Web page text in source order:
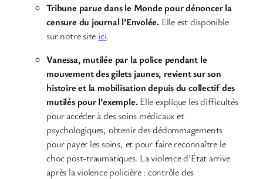
Tribune parue dans le Monde pour dénoncer la
censure du journal l’Envolée.Elle est disponible
sur notre site ici.
Vanessa, mutilée par la police pendant le
mouvement des gilets jaunes, revient sur son
histoire et la mobilisation depuis du collectif des
mutilés pour l’exemple.Elle explique les difficultés
pour accéder à des soins médicaux et
psychologiques, obtenir des dédommagements
pour payer les soins, et pour faire reconnaître le
choc post-traumatiques. La violence d’État arrive
après la violence policière : contrôle des